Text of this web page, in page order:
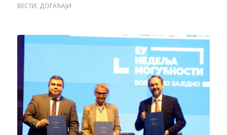
ВЕСТИ, ДОГАЂАЈИ